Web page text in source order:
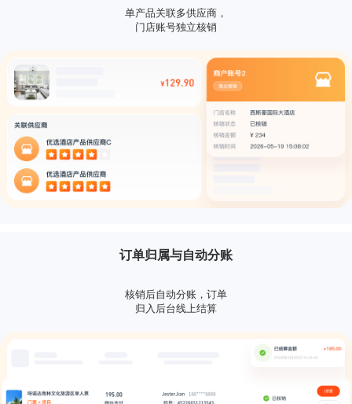
单产品关联多供应商，
门店账号独立核销
订单归属与自动分账
核销后自动分账，订单
归入后台线上结算